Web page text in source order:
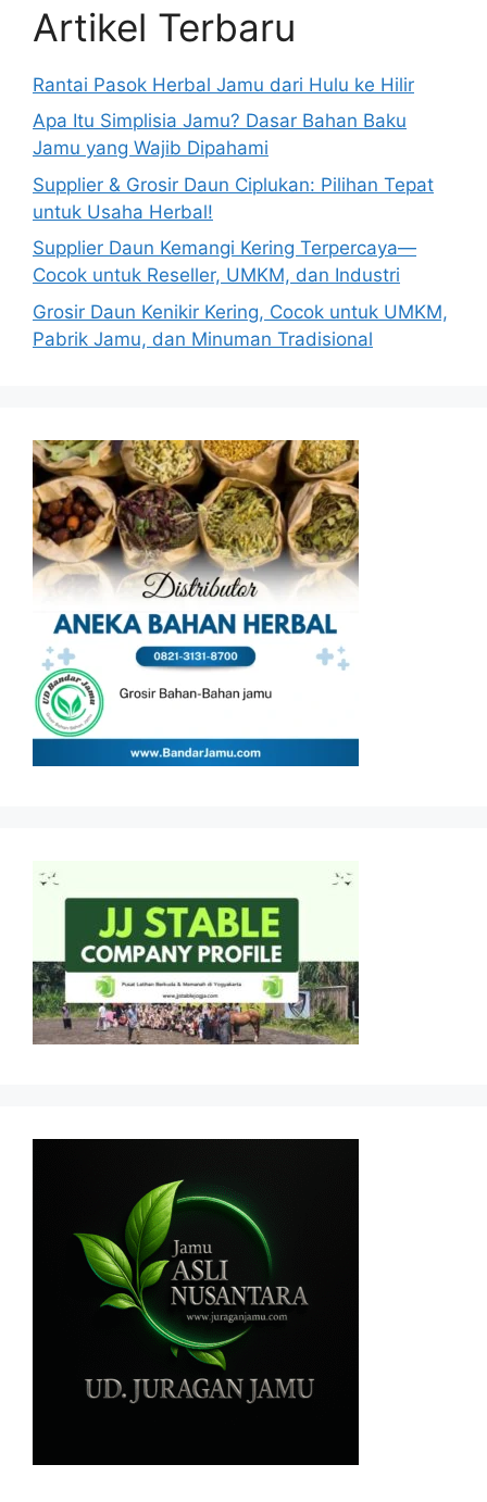
Artikel Terbaru
Rantai Pasok Herbal Jamu dari Hulu ke Hilir
Apa Itu Simplisia Jamu? Dasar Bahan Baku
Jamu yang Wajib Dipahami
Supplier & Grosir Daun Ciplukan: Pilihan Tepat
untuk Usaha Herbal!
Supplier Daun Kemangi Kering Terpercaya—
Cocok untuk Reseller, UMKM, dan Industri
Grosir Daun Kenikir Kering, Cocok untuk UMKM,
Pabrik Jamu, dan Minuman Tradisional